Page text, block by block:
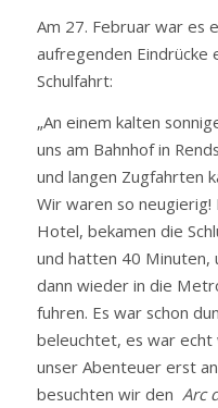
Am 27. Februar war es
aufregenden Eindrücke
Schulfahrt:
„An einem kalten
uns am Bahnhof in
und langen Zugfahrten
Wir waren so
Hotel, bekamen die
und hatten 40 Minuten,
dann wieder in die
fuhren. Es war schon
beleuchtet, es war echt
unser Abenteuer erst
besuchten wir den Arc